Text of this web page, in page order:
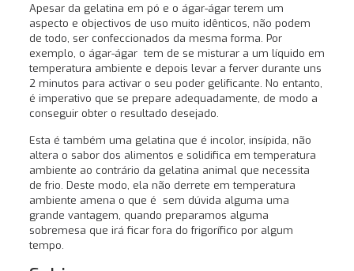
Apesar da gelatina em pó e o ágar-ágar terem um
aspecto e objectivos de uso muito idênticos, não podem
de todo, ser confeccionados da mesma forma. Por
exemplo, o ágar-ágar tem de se misturar a um líquido em
temperatura ambiente e depois levar a ferver durante uns
2 minutos para activar o seu poder gelificante. No entanto,
é imperativo que se prepare adequadamente, de modo a
conseguir obter o resultado desejado.
Esta é também uma gelatina que é incolor, insípida, não
altera o sabor dos alimentos e solidifica em temperatura
ambiente ao contrário da gelatina animal que necessita
de frio. Deste modo, ela não derrete em temperatura
ambiente amena o que é sem dúvida alguma uma
grande vantagem, quando preparamos alguma
sobremesa que irá ficar fora do frigorífico por algum
tempo.